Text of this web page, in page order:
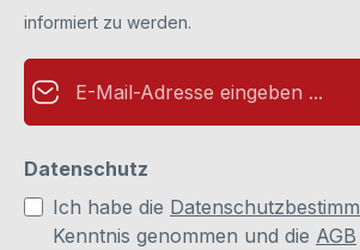
informiert zu werden.
E-Mail-Adresse*
Datenschutz
Ich habe die
Kenntnis genommen und die AGB